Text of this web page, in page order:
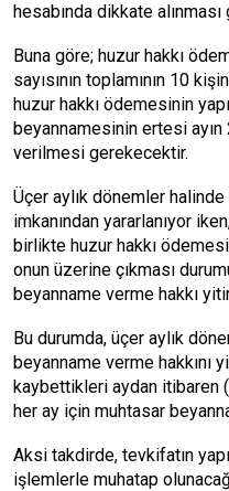
hesabında dikkate
Buna göre; huzur hakkı
sayısının toplamının 10
huzur hakkı ödemesinin
beyannamesinin ertesi ayın
verilmesi gerekecektir.
Üçer aylık dönemler
imkanından yararlanıyor
birlikte huzur hakkı ödemesi
onun üzerine çıkması
beyanname verme hakkı
Bu durumda, üçer aylık
beyanname verme hakkını
kaybettikleri aydan itibaren
her ay için muhtasar
Aksi takdirde, tevkifatın
işlemlerle muhatap